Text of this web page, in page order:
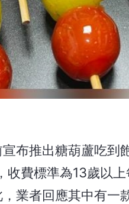
布推出糖葫蘆吃
收費標準為13歲以
業者回應其中有